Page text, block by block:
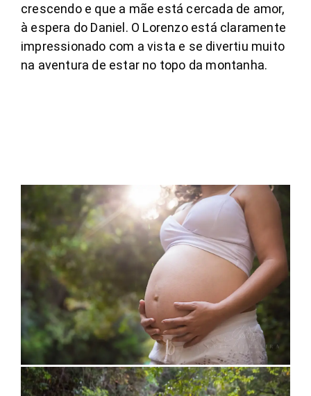
crescendo e que a mãe está cercada de amor,
à espera do Daniel. O Lorenzo está claramente
impressionado com a vista e se divertiu muito
na aventura de estar no topo da montanha.